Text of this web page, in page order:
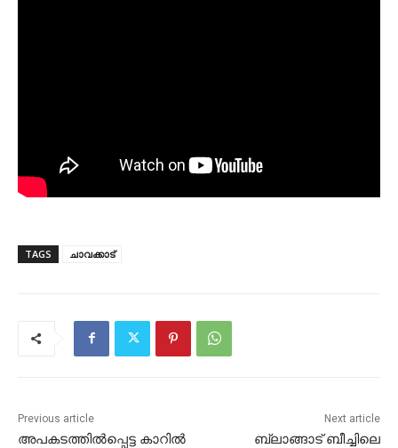
TAGS ചാവക്കാട്
Previous article
അപകടത്തിൽപ്പെട്ട കാറിൽ
Next article
ബ്ലാങ്ങാട് ബീച്ചിലെ